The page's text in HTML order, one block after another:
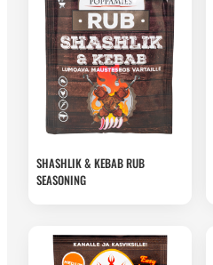
SHASHLIK & KEBAB RUB
SEASONING